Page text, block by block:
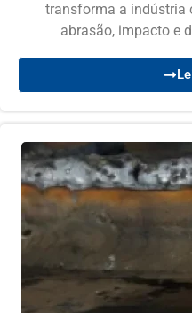
transforma a indústria
abrasão, impacto e